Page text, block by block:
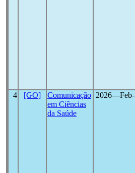
4 [GO]
Comunicação
em Ciências
da Saúde